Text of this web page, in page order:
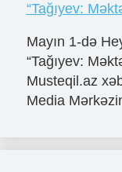
“Tağıyev:
Mayın 1-də
“Tağıyev:
Musteqil.az
Media